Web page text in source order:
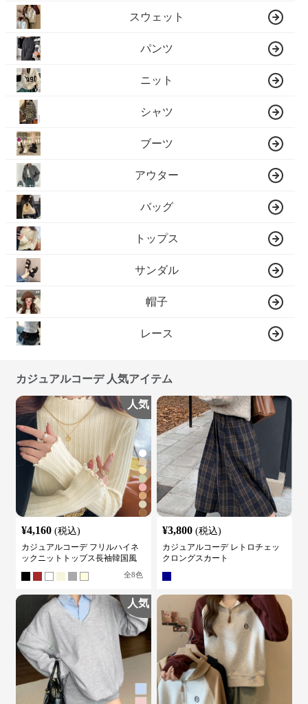
スウェット
パンツ
ニット
シャツ
ブーツ
アウター
バッグ
トップス
サンダル
帽子
レース
カジュアルコーデ 人気アイテム
人気
¥4,160 (税込)
カジュアルコーデ フリルハイネ
ックニットトップス長袖韓国風
全8色
¥3,800 (税込)
カジュアルコーデ レトロチェッ
クロングスカート
人気